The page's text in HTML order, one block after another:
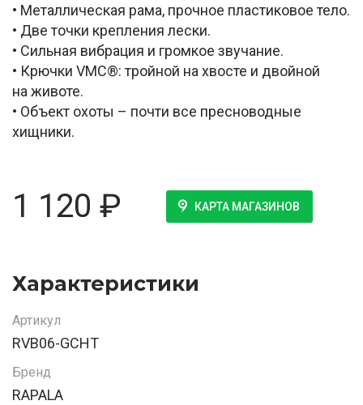
• Металлическая рама, прочное пластиковое тело.
• Две точки крепления лески.
• Сильная вибрация и громкое звучание.
• Крючки VMC®: тройной на хвосте и двойной
на животе.
• Объект охоты – почти все пресноводные
хищники.
1 120 ₽ КАРТА МАГАЗИНОВ
Характеристики
Артикул
RVB06-GCHT
Бренд
RAPALA